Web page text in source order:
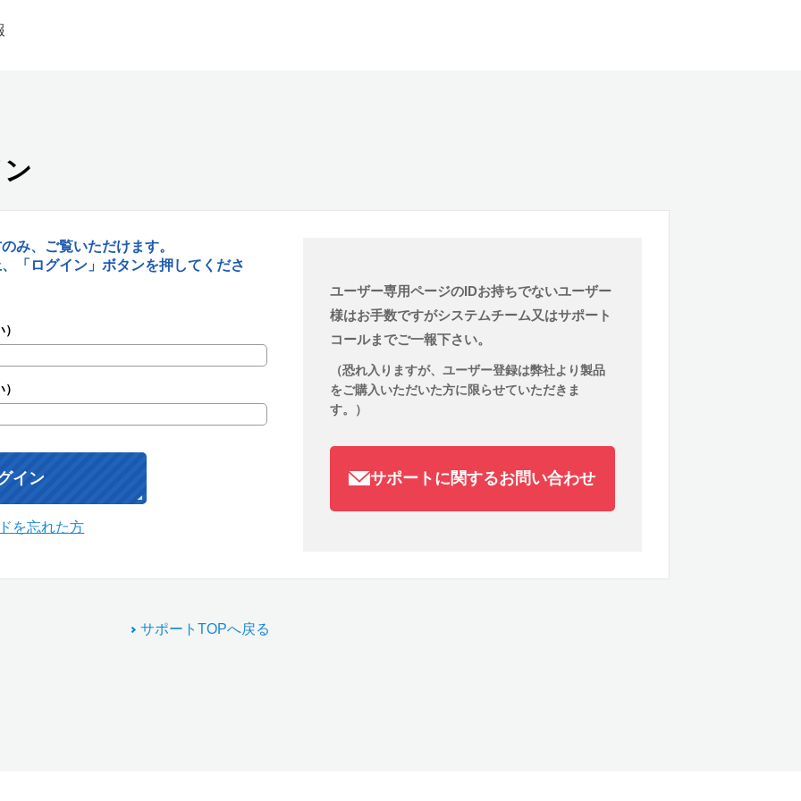
み、ご覧いただけます。
「ログイン」ボタンを押してくださ
を忘れた方
ユーザー専用ページのIDお持ちでないユーザー
様はお手数ですがシステムチーム又はサポート
コールまでご一報下さい。
（恐れ入りますが、ユーザー登録は弊社より製品
をご購入いただいた方に限らせていただきま
す。）
サポートに関するお問い合わせ
サポートTOPへ戻る